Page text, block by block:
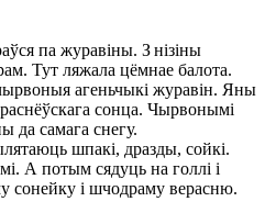
па журавіны. З нізіны
Тут ляжала цёмнае балота.
агеньчыкі журавін. Яны
сонца. Чырвонымі
да самага снегу.
шпакі, дразды, сойкі.
А потым сядуць на голлі і
сонейку і шчодраму верасню.